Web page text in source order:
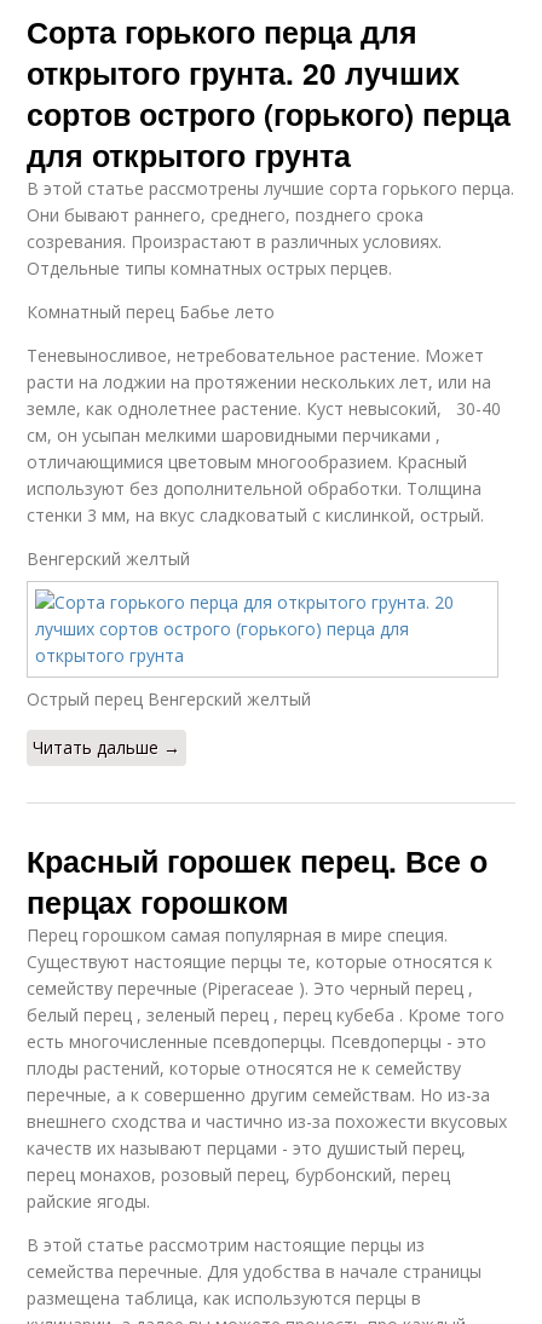
Сорта горького перца для
открытого грунта. 20 лучших
сортов острого (горького) перца
для открытого грунта
В этой статье рассмотрены лучшие сорта горького перца.
Они бывают раннего, среднего, позднего срока
созревания. Произрастают в различных условиях.
Отдельные типы комнатных острых перцев.
Комнатный перец Бабье лето
Теневыносливое, нетребовательное растение. Может
расти на лоджии на протяжении нескольких лет, или на
земле, как однолетнее растение. Куст невысокий, 30-40
см, он усыпан мелкими шаровидными перчиками ,
отличающимися цветовым многообразием. Красный
используют без дополнительной обработки. Толщина
стенки 3 мм, на вкус сладковатый с кислинкой, острый.
Венгерский желтый
Острый перец Венгерский желтый
Читать дальше →
Красный горошек перец. Все о
перцах горошком
Перец горошком самая популярная в мире специя.
Существуют настоящие перцы те, которые относятся к
семейству перечные (Piperaceae ). Это черный перец ,
белый перец , зеленый перец , перец кубеба . Кроме того
есть многочисленные псевдоперцы. Псевдоперцы - это
плоды растений, которые относятся не к семейству
перечные, а к совершенно другим семействам. Но из-за
внешнего сходства и частично из-за похожести вкусовых
качеств их называют перцами - это душистый перец,
перец монахов, розовый перец, бурбонский, перец
райские ягоды.
В этой статье рассмотрим настоящие перцы из
семейства перечные. Для удобства в начале страницы
размещена таблица, как используются перцы в